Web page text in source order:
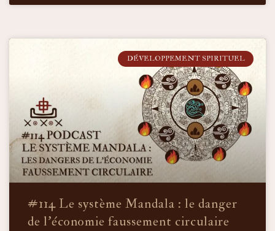
DÉVELOPPEMENT SPIRITUEL
#114 Le système Mandala : le danger
de l’économie faussement circulaire